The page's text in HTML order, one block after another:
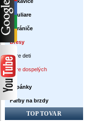
Okuliare
Chrániče
Dresy
Pre deti
Pre dospelých
Topánky
Farby na brzdy
TOP TOVAR